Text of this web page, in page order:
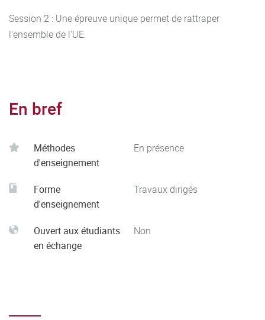
Session 2 : Une épreuve unique permet de rattraper
l'ensemble de l'UE.
En bref
Méthodes
d'enseignement
En présence
Forme
d'enseignement
Travaux dirigés
Ouvert aux étudiants
en échange
Non